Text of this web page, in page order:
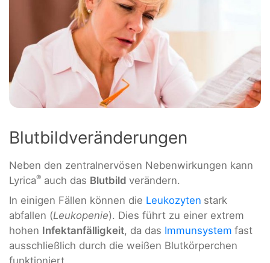
Blutbildveränderungen
Neben den zentralnervösen Nebenwirkungen kann
Lyrica® auch das Blutbild verändern.
In einigen Fällen können die Leukozyten stark
abfallen (Leukopenie). Dies führt zu einer extrem
hohen Infektanfälligkeit, da das Immunsystem fast
ausschließlich durch die weißen Blutkörperchen